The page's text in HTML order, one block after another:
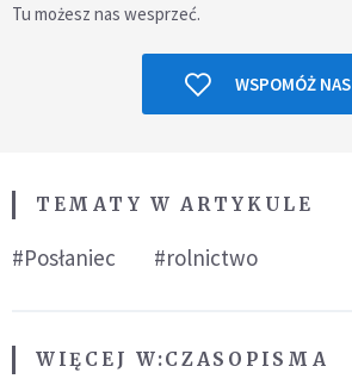
Tu możesz nas wesprzeć.
WSPOMÓŻ NAS
TEMATY W ARTYKULE
#Posłaniec #rolnictwo
WIĘCEJ W:CZASOPISMA